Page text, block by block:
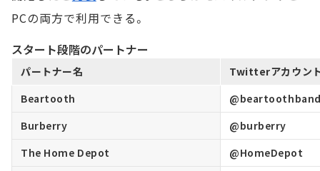
PCの両方で利用できる。
スタート段階のパートナー
パートナー名
Twitterアカウン
Beartooth
Burberry
@burberry
The Home Depot
@HomeDepot